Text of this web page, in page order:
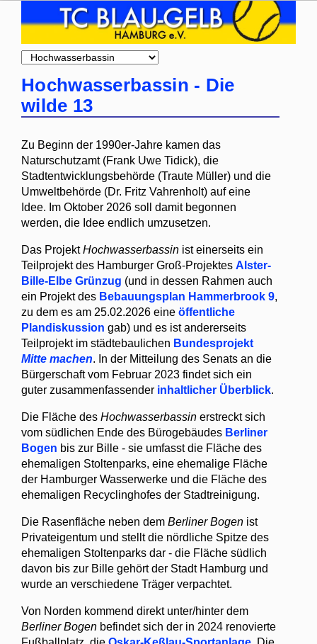
Zielseite
Hochwasserbassin - Die
wilde 13
Zu Beginn der 1990er-Jahre kamen das
Naturschutzamt (Frank Uwe Tidick), die
Stadtentwicklungsbehörde (Traute Müller) und die
Umweltbehörde (Dr. Fritz Vahrenholt) auf eine
Idee. Im Oktober 2026 soll damit begonnen
werden, die Idee endlich umzusetzen.
Das ProjektHochwasserbassin ist einerseits ein
Teilprojekt des Hamburger Groß-Projektes Alster-
Bille-Elbe Grünzug (und in dessen Rahmen auch
ein Projekt des Bebauungsplan Hammerbrook 9,
zu dem es am 25.02.2026 eine öffentliche
Plandiskussion gab) und es ist andererseits
Teilprojekt im städtebaulichen Bundesprojekt
Mitte machen. In der Mitteilung des Senats an die
Bürgerschaft vom Februar 2023 findet sich ein
guter zusammenfassender inhaltlicher Überblick.
Die Fläche des Hochwasserbassin erstreckt sich
vom südlichen Ende des Bürogebäudes Berliner
Bogen bis zur Bille - sie umfasst die Fläche des
ehemaligen Stoltenparks, eine ehemalige Fläche
der Hamburger Wasserwerke und die Fläche des
ehemaligen Recyclinghofes der Stadtreinigung.
Die Rasenfläche neben dem Berliner Bogen ist
Privateigentum und stellt die nördliche Spitze des
ehemaligen Stoltenparks dar - die Fläche südlich
davon bis zur Bille gehört der Stadt Hamburg und
wurde an verschiedene Träger verpachtet.
Von Norden kommend direkt unter/hinter dem
Berliner Bogen befindet sich der in 2024 renovierte